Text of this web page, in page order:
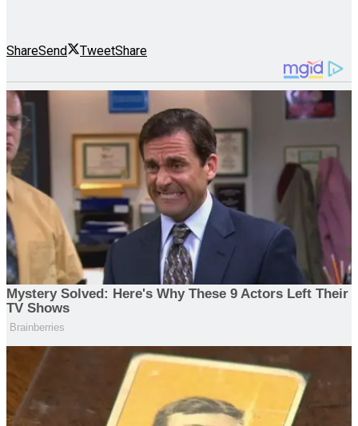
ShareSend TweetShare